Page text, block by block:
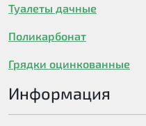
Туалеты дачные
Поликарбонат
Грядки оцинкованные
Информация